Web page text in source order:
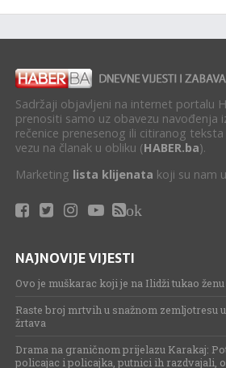
Sadržaji objavljeni na internet portalu
prenositi samo uz obavezu navođenja
rečenice prenesenog ili citiranog
vezu na članak u obliku (HABER.ba).
Marketing lista klijenata koji su nam
ok
NAJNOVIJE VIJESTI
Ovo je muškarac koji je na Ilidži tukao
Raste broj mrtvih u snažnom zemljotresu
žrtava
Drama na graničnom prijelazu Karakaj:
policajac i policajka, putnici ih razdvajali,